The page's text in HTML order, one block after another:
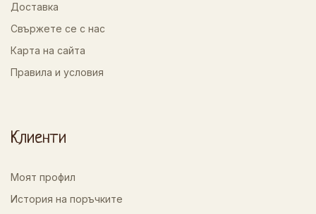
Доставка
Свържете се с нас
Карта на сайта
Правила и условия
Клиенти
Моят профил
История на поръчките